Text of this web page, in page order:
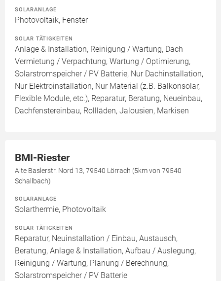
SOLARANLAGE
Photovoltaik, Fenster
SOLAR TÄTIGKEITEN
Anlage & Installation, Reinigung / Wartung, Dach
Vermietung / Verpachtung, Wartung / Optimierung,
Solarstromspeicher / PV Batterie, Nur Dachinstallation,
Nur Elektroinstallation, Nur Material (z.B. Balkonsolar,
Flexible Module, etc.), Reparatur, Beratung, Neueinbau,
Dachfenstereinbau, Rollläden, Jalousien, Markisen
BMI-Riester
Alte Baslerstr. Nord 13, 79540 Lörrach (5km von 79540
Schallbach)
SOLARANLAGE
Solarthermie, Photovoltaik
SOLAR TÄTIGKEITEN
Reparatur, Neuinstallation / Einbau, Austausch,
Beratung, Anlage & Installation, Aufbau / Auslegung,
Reinigung / Wartung, Planung / Berechnung,
Solarstromspeicher / PV Batterie